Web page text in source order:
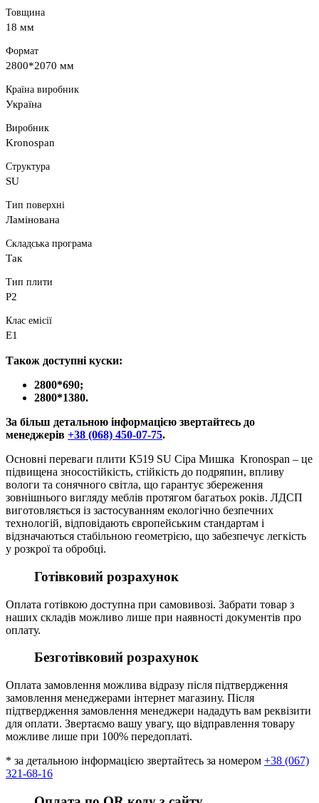
Товщина
18 мм
Формат
2800*2070 мм
Країна виробник
Україна
Виробник
Kronospan
Структура
SU
Тип поверхні
Ламінована
Складська програма
Так
Тип плити
P2
Клас емісії
E1
Також доступні куски:
2800*690;
2800*1380.
За більш детальною інформацією звертайтесь до
менеджерів +38 (068) 450-07-75.
Основні переваги плити К519 SU Сіра Мишка Kronospan – це
підвищена зносостійкість, стійкість до подряпин, впливу
вологи та сонячного світла, що гарантує збереження
зовнішнього вигляду меблів протягом багатьох років. ЛДСП
виготовляється із застосуванням екологічно безпечних
технологій, відповідають європейським стандартам і
відзначаються стабільною геометрією, що забезпечує легкість
у розкрої та обробці.
Готівковий розрахунок
Оплата готівкою доступна при самовивозі. Забрати товар з
наших складів можливо лише при наявності документів про
оплату.
Безготівковий розрахунок
Оплата замовлення можлива відразу після підтвердження
замовлення менеджерами інтернет магазину. Після
підтвердження замовлення менеджери нададуть вам реквізити
для оплати. Звертаємо вашу увагу, що відправлення товару
можливе лише при 100% передоплаті.
* за детальною інформацією звертайтесь за номером +38 (067)
321-68-16